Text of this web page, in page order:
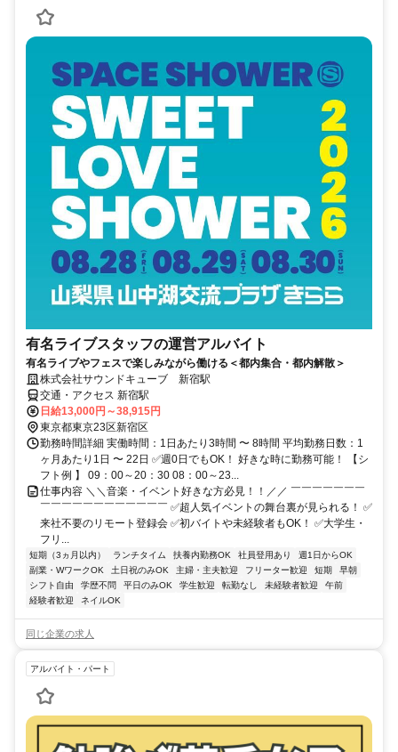
有名ライブスタッフの運営アルバイト
有名ライブやフェスで楽しみながら働ける＜都内集合・都内解散＞
株式会社サウンドキューブ 新宿駅
交通・アクセス 新宿駅
日給13,000円～38,915円
東京都東京23区新宿区
勤務時間詳細 実働時間：1日あたり3時間 〜 8時間 平均勤務日数：1
ヶ月あたり1日 〜 22日 ✅週0日でもOK！ 好きな時に勤務可能！ 【シ
フト例 】 09：00～20：30 08：00～23...
仕事内容 ＼＼音楽・イベント好きな方必見！！／／ ￣￣￣￣￣￣￣
￣￣￣￣￣￣￣￣￣￣￣￣ ✅超人気イベントの舞台裏が見られる！ ✅
来社不要のリモート登録会 ✅初バイトや未経験者もOK！ ✅大学生・
フリ...
短期（3ヵ月以内） ランチタイム 扶養内勤務OK 社員登用あり
週1日からOK
副業・WワークOK
土日祝のみOK 主婦・主夫歓迎 フリーター歓迎 短期
早朝
シフト自由
学歴不問 平日のみOK 学生歓迎 転勤なし 未経験者歓迎
午前
経験者歓迎
ネイルOK
同じ企業の求人
アルバイト・パート